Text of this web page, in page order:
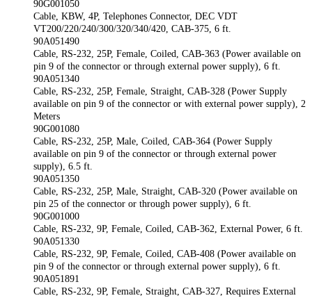
90G001050
Cable, KBW, 4P, Telephones Connector, DEC VDT
VT200/220/240/300/320/340/420, CAB-375, 6 ft.
90A051490
Cable, RS-232, 25P, Female, Coiled, CAB-363 (Power available on
pin 9 of the connector or through external power supply), 6 ft.
90A051340
Cable, RS-232, 25P, Female, Straight, CAB-328 (Power Supply
available on pin 9 of the connector or with external power supply), 2
Meters
90G001080
Cable, RS-232, 25P, Male, Coiled, CAB-364 (Power Supply
available on pin 9 of the connector or through external power
supply), 6.5 ft.
90A051350
Cable, RS-232, 25P, Male, Straight, CAB-320 (Power available on
pin 25 of the connector or through power supply), 6 ft.
90G001000
Cable, RS-232, 9P, Female, Coiled, CAB-362, External Power, 6 ft.
90A051330
Cable, RS-232, 9P, Female, Coiled, CAB-408 (Power available on
pin 9 of the connector or through external power supply), 6 ft.
90A051891
Cable, RS-232, 9P, Female, Straight, CAB-327, Requires External